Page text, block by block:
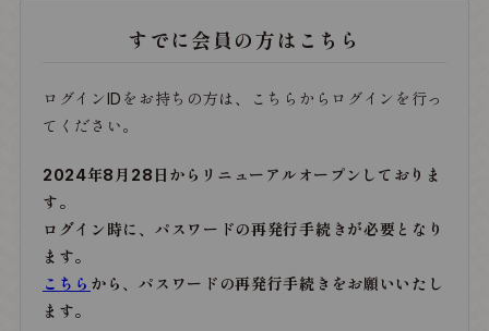
すでに会員の方はこちら
ログインIDをお持ちの方は、こちらからログインを行っ
てください。
2024年8月28日からリニューアルオープンしておりま
す。
ログイン時に、パスワードの再発行手続きが必要となり
ます。
こちら から、パスワードの再発行手続きをお願いいたし
ます。